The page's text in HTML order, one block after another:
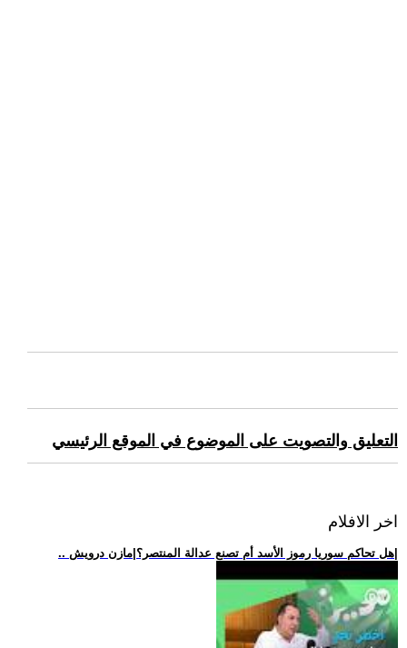
التعليق والتصويت على الموضوع في الموقع الرئيسي
اخر الافلام